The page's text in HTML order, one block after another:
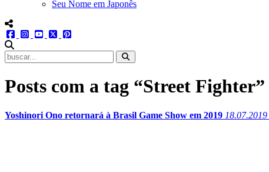
Seu Nome em Japonês
menu redes social
facebookinstagram
youtube
twitter
Posts com a tag “Street Fighter”
Yoshinori Ono retornará à Brasil Game Show em 2019 18.07.2019